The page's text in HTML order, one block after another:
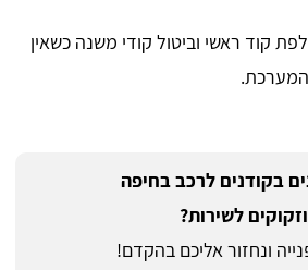
קוד ראשי וביטול קודי משנה כשאין
המערכת.
בקודנים לרכב בחיפה
וזקוקים לשירות?
ונחזור אליכם בהקדם!